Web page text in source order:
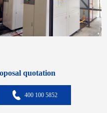
quotation
400 100 5852